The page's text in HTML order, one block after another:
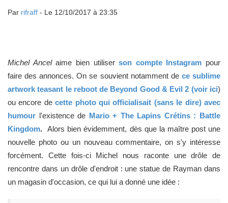
Par rifraff - Le 12/10/2017 à 23:35
Michel Ancelaime bien utiliserson compte Instagram pour
faire des annonces. On se souvient notamment de ce sublime
artwork teasant le reboot de Beyond Good & Evil 2 (voir ici)
ou encore decette photo qui officialisait (sans le dire) avec
humour l'existence de Mario + The Lapins Crétins : Battle
Kingdom.Alors bien évidemment, dès que la maître post une
nouvelle photo ou un nouveau commentaire, on s'y intéresse
forcément. Cette fois-ci Michel nous raconte une drôle de
rencontre dans un drôle d'endroit : une statue de Rayman dans
un magasin d'occasion, ce qui lui a donné une idée :